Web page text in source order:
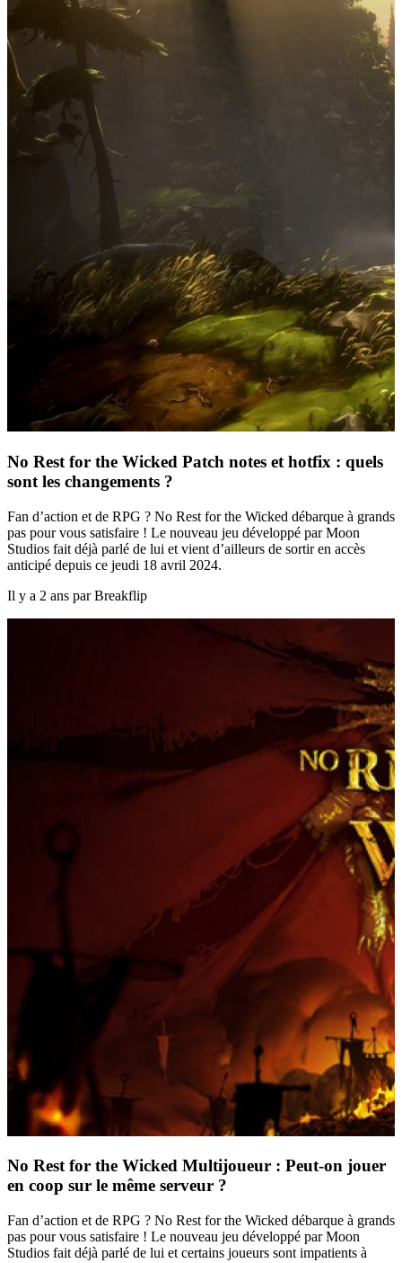
No Rest for the Wicked Patch notes et hotfix : quels
sont les changements ?
Fan d’action et de RPG ? No Rest for the Wicked débarque à grands
pas pour vous satisfaire ! Le nouveau jeu développé par Moon
Studios fait déjà parlé de lui et vient d’ailleurs de sortir en accès
anticipé depuis ce jeudi 18 avril 2024.
Il y a 2 ans par Breakflip
No Rest for the Wicked Multijoueur : Peut-on jouer
en coop sur le même serveur ?
Fan d’action et de RPG ? No Rest for the Wicked débarque à grands
pas pour vous satisfaire ! Le nouveau jeu développé par Moon
Studios fait déjà parlé de lui et certains joueurs sont impatients à